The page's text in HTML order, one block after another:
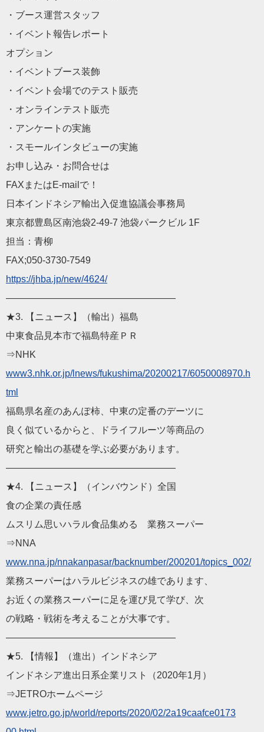
・ブース運営スタッフ
・イベント報告レポート
オプション
・イベントブース装飾
・イベント会場でのテスト販売
・オンラインテスト販売
・アンケートの実施
・スモールインタビューの実施
お申し込み・お問合せは
FAXまたはE-mailで！
日本インドネシア輸出入促進協議会事務局
東京都豊島区南池袋2-49-7 池袋パークビル 1F
担当：青柳
FAX;050-3730-7549
https://jhba.jp/new/4624/
——————————————————
★3. 【 ニュース 】（輸出）福島
中東食品見本市で福島特産ＰＲ
⇒NHK
www3.nhk.or.jp/lnews/fukushima/20200217/6050008970.h
tml
福島県名産のあんぽ柿、中東の定番のデーツに
良く似ているからと、ドライフルーツ等商品の
研究と輸出の基礎を学ぶ必要があります。
——————————————————
★4. 【 ニュース 】（インバウンド）全国
食の企業の責任感
ムスリム思いハラル食品集める 業務スーパー
⇒NNA
www.nna.jp/nnakanpasar/backnumber/200201/topics_002/
業務スーパーはハラルビジネスの雄であります、
お近くの業務スーパーに足を運び見て学び、次
の戦略・戦術を考えることが大事です。
——————————————————
★5. 【情報】（進出）インドネシア
インドネシア進出日系企業リスト（2020年1月）
⇒JETROホームページ
www.jetro.go.jp/world/reports/2020/02/2a19caafce0173